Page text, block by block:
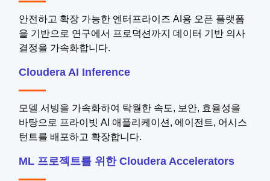
안전하고 확장 가능한 엔터프라이즈 AI용 오픈 플랫폼
을 기반으로 연구에서 프로덕션까지 데이터 기반 의사
결정을 가속화합니다.
Cloudera AI Inference
모델 서빙을 가속화하여 탁월한 속도, 보안, 효율성을
바탕으로 프라이빗 AI 애플리케이션, 에이전트, 어시스
턴트를 배포하고 확장합니다.
ML 프로젝트를 위한 Cloudera Accelerators